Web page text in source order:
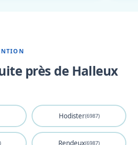
près de Halleux
Hodister(6987)
Rendeux(6987)